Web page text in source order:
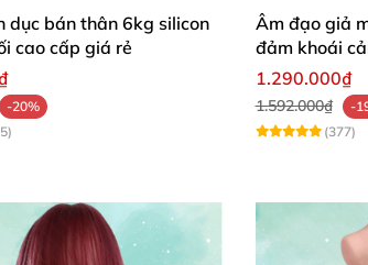
Toysheart Japan Felicia 72 cm
Japan Felicia tại shop baocaosuhp
nhiệt Toysheart Japan Felicia 72 cm
phát nhiệt Toysheart Japan Felicia 72
nhiệt Toysheart Japan
dục bán thân 6kg silicon
cao cấp giá rẻ
-20%
Âm đạo giả
đảm khoái
1.290.000₫
1.592.000₫
-
(377)